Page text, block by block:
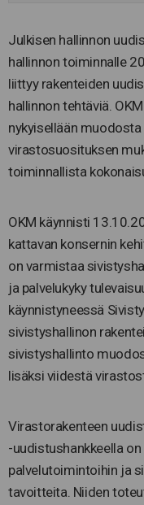
Julkisen hallinnon
hallinnon toiminnalle
liittyy rakenteiden
hallinnon tehtäviä.
nykyisellään
virastosuosituksen
toiminnallista
OKM käynnisti
kattavan konsernin
on varmistaa
ja palvelukyky
käynnistyneessä
sivistyshallinon
sivistyshallinto
lisäksi viidestä
Virastorakenteen
-uudistushankkeella
palvelutoimintoihin ja
tavoitteita. Niiden